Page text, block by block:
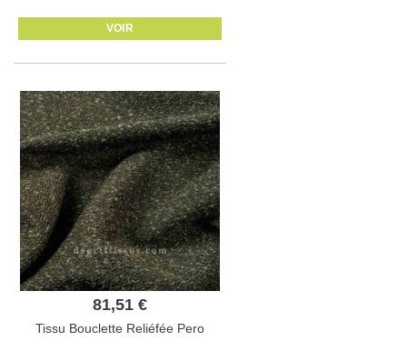
VOIR
81,51 €
Tissu Bouclette Reliéfée Pero